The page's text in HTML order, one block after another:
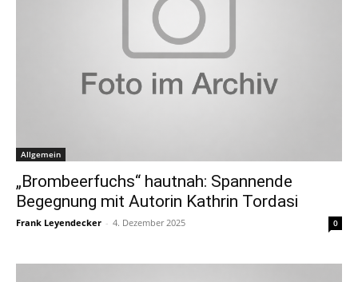
Allgemein
„Brombeerfuchs“ hautnah: Spannende
Begegnung mit Autorin Kathrin Tordasi
Frank Leyendecker - 4. Dezember 2025 0